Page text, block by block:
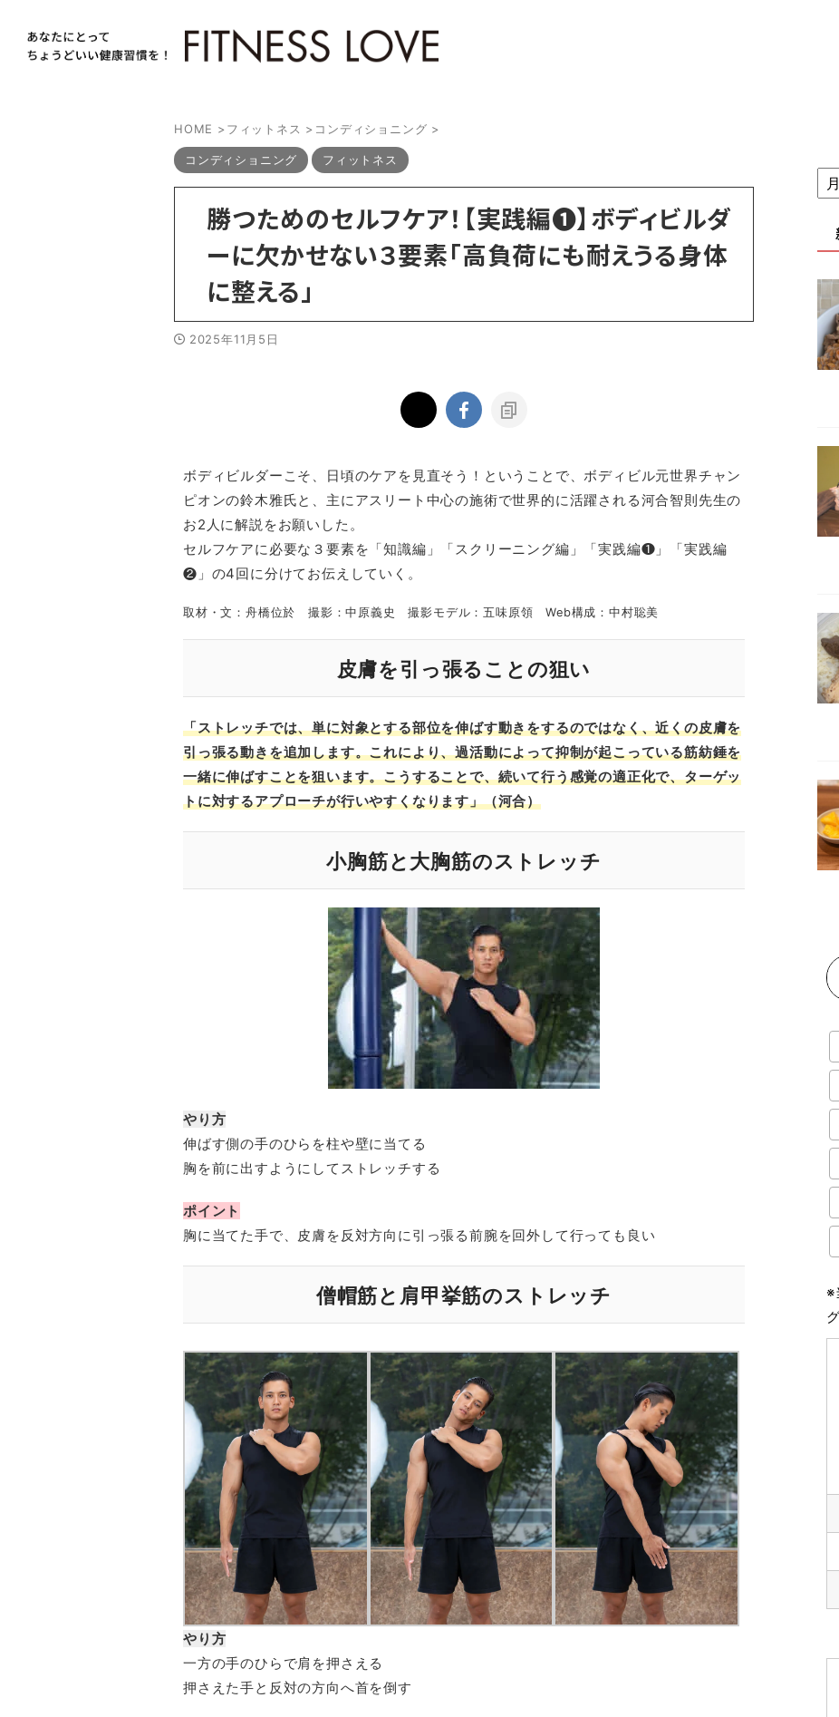
HOME >フィットネス > コンディショニング >
コンディショニング フィットネス
勝つためのセルフケア！【実践編❶】ボディビルダ
ーに欠かせない３要素「高負荷にも耐えうる身体
に整える」
2025年11月5日
ボディビルダーこそ、日頃のケアを見直そう！ということで、ボディビル元世界チャン
ピオンの鈴木雅氏と、主にアスリート中心の施術で世界的に活躍される河合智則先生の
お2人に解説をお願いした。
セルフケアに必要な３要素を「知識編」「スクリーニング編」「実践編❶」「実践編
❷」の4回に分けてお伝えしていく。
取材・文：舟橋位於 撮影：中原義史 撮影モデル：五味原領 Web構成：中村聡美
皮膚を引っ張ることの狙い
「ストレッチでは、単に対象とする部位を伸ばす動きをするのではなく、近くの皮膚を
引っ張る動きを追加します。これにより、過活動によって抑制が起こっている筋紡錘を
一緒に伸ばすことを狙います。こうすることで、続いて行う感覚の適正化で、ターゲッ
トに対するアプローチが行いやすくなります」（河合）
小胸筋と大胸筋のストレッチ
やり方
伸ばす側の手のひらを柱や壁に当てる
胸を前に出すようにしてストレッチする
ポイント
胸に当てた手で、皮膚を反対方向に引っ張る前腕を回外して行っても良い
僧帽筋と肩甲挙筋のストレッチ
やり方
一方の手のひらで肩を押さえる
押さえた手と反対の方向へ首を倒す
※